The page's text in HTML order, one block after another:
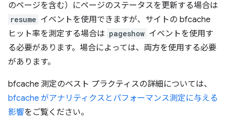
のページを含む）にページのステータスを更新する場合は
resume イベントを使用できますが、サイトの bfcache
ヒット率を測定する場合は pageshow イベントを使用す
る必要があります。場合によっては、両方を使用する必要
があります。
bfcache 測定のベスト プラクティスの詳細については、
bfcache がアナリティクスとパフォーマンス測定に与える
影響をご覧ください。